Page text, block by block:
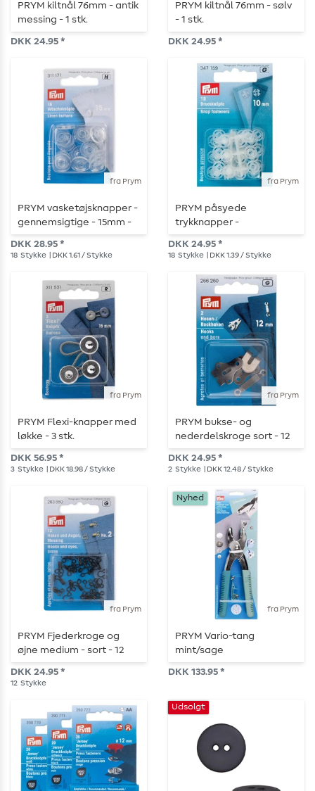
PRYM kiltnål 76mm - antik
messing - 1 stk.
DKK 24.95 *
PRYM kiltnål 76mm - sølv
- 1 stk.
DKK 24.95 *
fra Prym
PRYM vasketøjsknapper -
gennemsigtige - 15mm -
18 stk.
DKK 28.95 *
18 Stykke | DKK 1.61 / Stykke
fra Prym
PRYM påsyede
trykknapper -
gennemsigtig - 10 mm -
18 stk.
DKK 24.95 *
18 Stykke | DKK 1.39 / Stykke
fra Prym
PRYM Flexi-knapper med
løkke - 3 stk.
DKK 56.95 *
3 Stykke | DKK 18.98 / Stykke
fra Prym
PRYM bukse- og
nederdelskroge sort - 12
mm - 2 stk.
DKK 24.95 *
2 Stykke | DKK 12.48 / Stykke
fra Prym
PRYM Fjederkroge og
øjne medium - sort - 12
stk.
DKK 24.95 *
12 Stykke
fra Prym
Nyhed
PRYM Vario-tang
mint/sage
DKK 133.95 *
Udsolgt